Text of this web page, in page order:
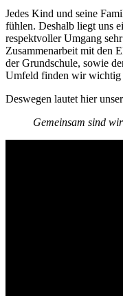
Jedes Kind und seine
fühlen. Deshalb liegt uns
respektvoller Umgang
Zusammenarbeit mit den
der Grundschule, sowie
Umfeld finden wir wichtig
Deswegen lautet hier
Gemeinsam sind